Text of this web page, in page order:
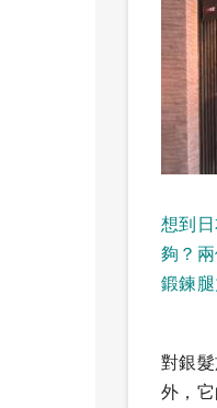
想到
夠？
鍛鍊
對銀
外，